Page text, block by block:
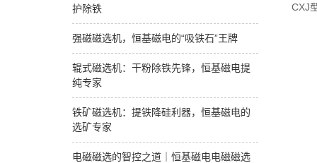
CXJ
护除铁
强磁磁选机，恒基磁电的“吸铁石”王牌
辊式磁选机：干粉除铁先锋，恒基磁电提
纯专家
铁矿磁选机：提铁降硅利器，恒基磁电的
选矿专家
电磁磁选的智控之道｜恒基磁电电磁磁选